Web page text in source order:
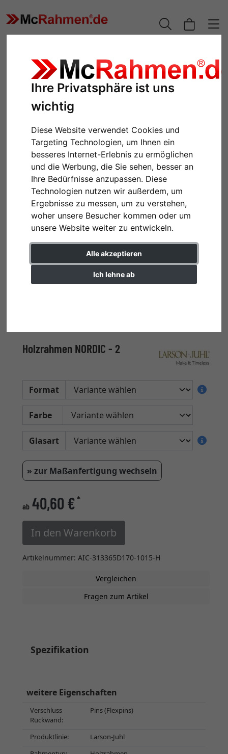
Ihre Privatsphäre ist uns
wichtig
Diese Website verwendet Cookies und
Targeting Technologien, um Ihnen ein
besseres Internet-Erlebnis zu ermöglichen
und die Werbung, die Sie sehen, besser an
Ihre Bedürfnisse anzupassen. Diese
Technologien nutzen wir außerdem, um
Ergebnisse zu messen, um zu verstehen,
woher unsere Besucher kommen oder um
unsere Website weiter zu entwickeln.
Alle akzeptieren
Ich lehne ab
Zurück
Holzrahmen NORDIC - 2
Format
Farbe
Glasart
» zur Maßanfertigung wechseln
ab 40,60 €*
In den Warenkorb
Artikelnummer: AIC-313365D170-1015-H
Vergleichen
Fragen zum Artikel
Spezifikation
weitere Eigenschaften
Verschluss
Rückwand:
Pins (Flexpins)
Produktlinie:
Larson-Juhl